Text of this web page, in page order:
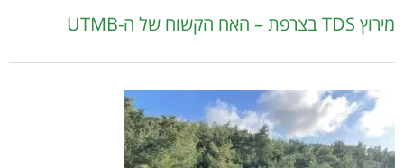
מירוץ TDS בצרפת – האח הקשוח של ה-UTMB